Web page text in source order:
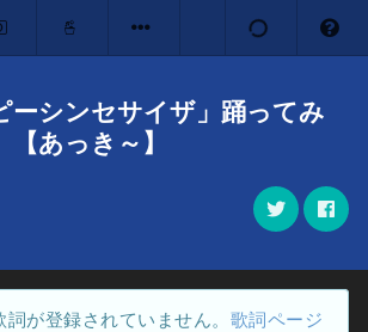
ーシンセサイザ」踊ってみ
【あっき～】
が登録されていません。 歌詞ページ